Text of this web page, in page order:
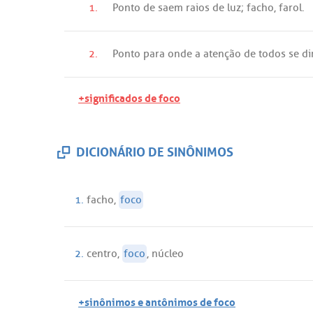
1. Ponto de saem raios de luz; facho, farol.
2. Ponto para onde a atenção de todos se
+significados de foco
DICIONÁRIO DE SINÔNIMOS
1. facho, foco
2. centro, foco, núcleo
+sinônimos e antônimos de foco